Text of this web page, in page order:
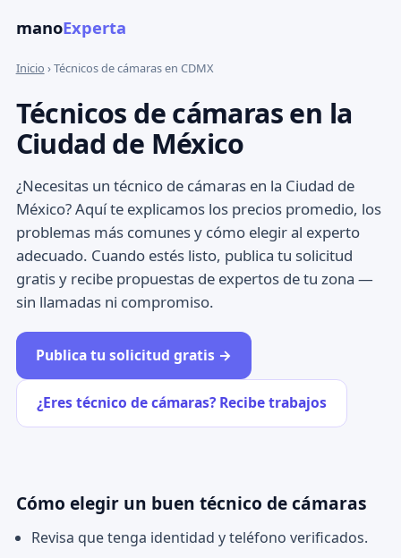
manoExperta
Inicio › Técnicos de cámaras en CDMX
Técnicos de cámaras en la
Ciudad de México
¿Necesitas un técnico de cámaras en la Ciudad de
México? Aquí te explicamos los precios promedio, los
problemas más comunes y cómo elegir al experto
adecuado. Cuando estés listo, publica tu solicitud
gratis y recibe propuestas de expertos de tu zona —
sin llamadas ni compromiso.
Publica tu solicitud gratis →
¿Eres técnico de cámaras? Recibe trabajos
Cómo elegir un buen técnico de cámaras
Revisa que tenga identidad y teléfono verificados.